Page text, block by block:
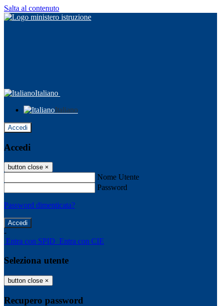
Salta al contenuto
Italiano
Italiano
Accedi
Accedi
button close ×
Nome Utente
Password
Password dimenticata?
-
Entra con SPID Entra con CIE
Seleziona utente
button close ×
Recupero password